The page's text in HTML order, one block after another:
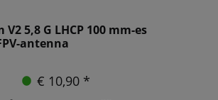
5,8 G LHCP 100 mm-es
antenna
€ 10,90 *